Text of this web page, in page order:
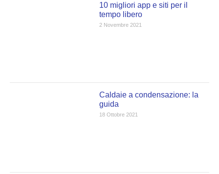
10 migliori app e siti per il
tempo libero
2 Novembre 2021
Caldaie a condensazione: la
guida
18 Ottobre 2021